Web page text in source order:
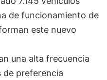
de funcionamiento de
este nuevo
una alta frecuencia
de preferencia